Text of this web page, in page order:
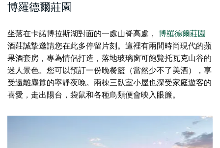
博羅德爾莊園
坐落在卡諾博拉斯湖對面的一處山脊高處， 博羅德爾莊園
酒莊誠摯邀請您在此多停留片刻。這裡有兩間時尚現代的蘋
果酒套房，專為情侶打造，落地玻璃窗可飽覽托瓦克山谷的
迷人景色。您可以預訂一份晚餐籃（當然少不了美酒），享
受遠離塵囂的寧靜夜晚。兩棟三臥室小屋也深受家庭遊客的
喜愛，走出陽台，袋鼠和各種鳥類便會映入眼簾。